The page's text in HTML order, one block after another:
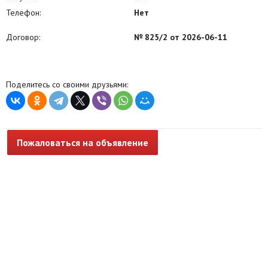
Телефон:
Нет
Договор: № 825/2 от 2026-06-11
Поделитесь со своими друзьями:
Пожаловаться на объявление